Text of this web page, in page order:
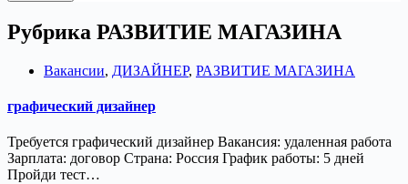
Рубрика РАЗВИТИЕ МАГАЗИНА
Вакансии, ДИЗАЙНЕР, РАЗВИТИЕ МАГАЗИНА
графический дизайнер
Требуется графический дизайнер Вакансия: удаленная работа
Зарплата: договор Страна: Россия График работы: 5 дней
Пройди тест…